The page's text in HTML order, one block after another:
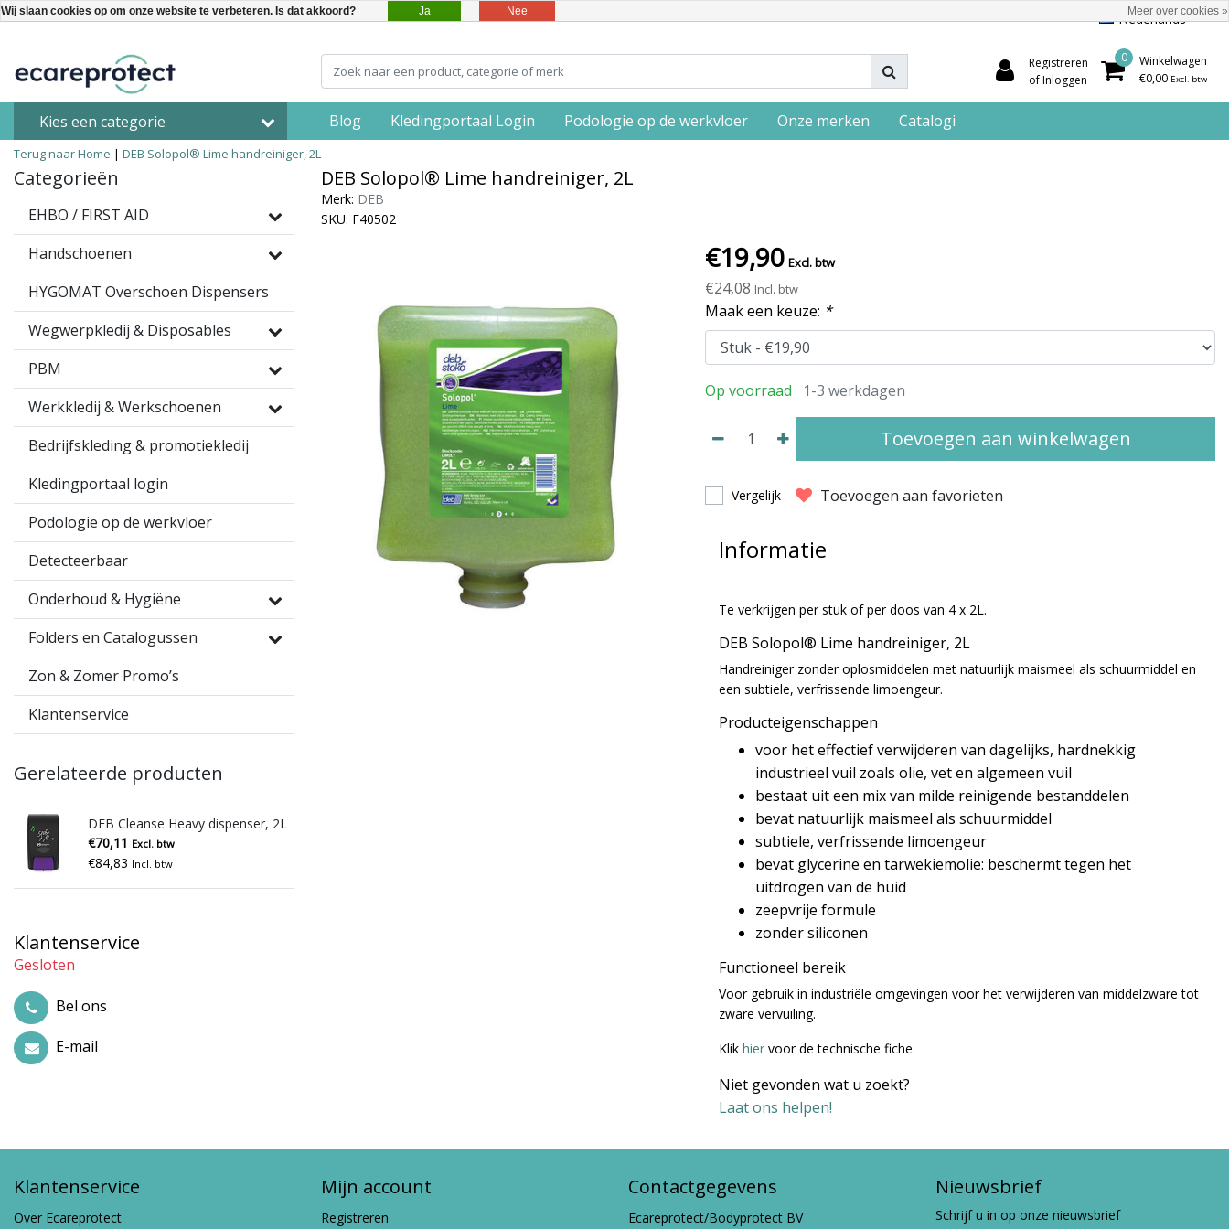
Nederlands
Registreren
of Inloggen
0
Winkelwagen
€0,00 Excl. btw
Kies een categorie Blog Kledingportaal Login Podologie op de werkvloer Onze merken Catalogi
Terug naar Home | DEB Solopol® Lime handreiniger, 2L
Categorieën
EHBO / FIRST AID
Handschoenen
HYGOMAT Overschoen Dispensers
Wegwerpkledij & Disposables
PBM
Werkkledij & Werkschoenen
Bedrijfskleding & promotiekledij
Kledingportaal login
Podologie op de werkvloer
Detecteerbaar
Onderhoud & Hygiëne
Folders en Catalogussen
Zon & Zomer Promo’s
Klantenservice
Gerelateerde producten
DEB Cleanse Heavy dispenser, 2L
€70,11 Excl. btw
€84,83 Incl. btw
Klantenservice
Gesloten
Bel ons
E-mail
DEB Solopol® Lime handreiniger, 2L
Merk: DEB
SKU: F40502
€19,90 Excl. btw
€24,08 Incl. btw
Maak een keuze: *
Op voorraad 1-3 werkdagen
Toevoegen aan winkelwagen
Vergelijk Toevoegen aan favorieten
Informatie
Te verkrijgen per stuk of per doos van 4 x 2L.
DEB Solopol® Lime handreiniger, 2L
Handreiniger zonder oplosmiddelen met natuurlijk maismeel als schuurmiddel en
een subtiele, verfrissende limoengeur.
Producteigenschappen
voor het effectief verwijderen van dagelijks, hardnekkig
industrieel vuil zoals olie, vet en algemeen vuil
bestaat uit een mix van milde reinigende bestanddelen
bevat natuurlijk maismeel als schuurmiddel
subtiele, verfrissende limoengeur
bevat glycerine en tarwekiemolie: beschermt tegen het
uitdrogen van de huid
zeepvrije formule
zonder siliconen
Functioneel bereik
Voor gebruik in industriële omgevingen voor het verwijderen van middelzware tot
zware vervuiling.
Klik hier voor de technische fiche.
Niet gevonden wat u zoekt?
Laat ons helpen!
Klantenservice
Over Ecareprotect
Mijn account
Registreren
Contactgegevens
Ecareprotect/Bodyprotect BV
Nieuwsbrief
Schrijf u in op onze nieuwsbrief
Wij slaan cookies op om onze website te verbeteren. Is dat akkoord? Ja Nee Meer over cookies »